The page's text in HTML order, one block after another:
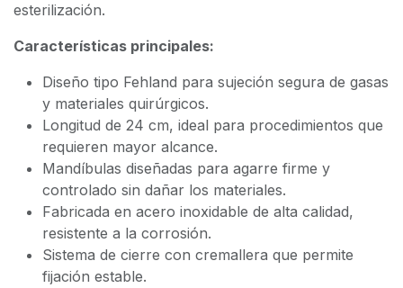
esterilización.
Características principales:
Diseño tipo Fehland para sujeción segura de gasas
y materiales quirúrgicos.
Longitud de 24 cm, ideal para procedimientos que
requieren mayor alcance.
Mandíbulas diseñadas para agarre firme y
controlado sin dañar los materiales.
Fabricada en acero inoxidable de alta calidad,
resistente a la corrosión.
Sistema de cierre con cremallera que permite
fijación estable.